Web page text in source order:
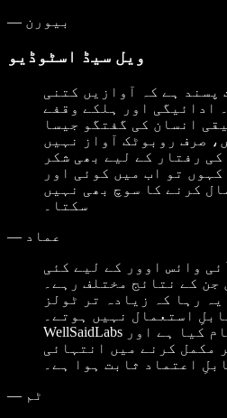
— بیورن
ویل سیڈ اسٹوڈیو
پسند ہے کہ آوازیں کتنی
ادائیگی اور ہلکے وقفے
انسان کی گفتگو جیسا
صرف روبوٹک آواز نہیں
رفتار کے لیے بھی شکر
تو اب میں کوئی اور
کرنے کا سوچ بھی نہیں
سکتا۔
— عماد
وائس اوور کے لیے کئی
کے نتائج مختلف رہے۔
رہا کہ زیادہ تر ٹولز
استعمال نہیں ہوتے۔
WellSaidLabs نے ہمیشہ کام کیا ہے اور
مکمل کرنے میں انتہائی
اعتماد ثابت ہوا ہے۔
— ٹم